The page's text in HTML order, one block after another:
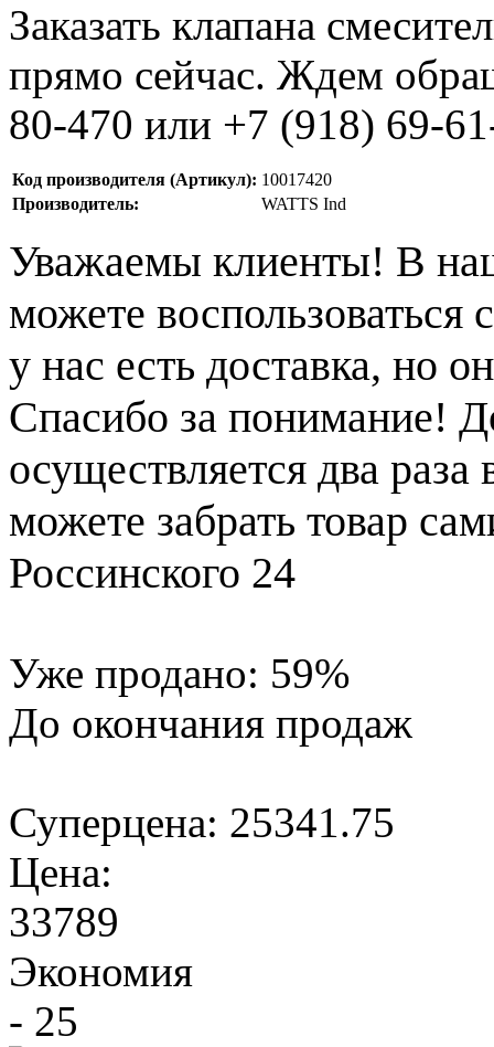
Заказать клапана
прямо сейчас. Ждем
80-470 или +7 (918) 69-
Код производителя (Артикул): 10017420
Производитель:
WATTS Ind
Уважаемы клиенты! В
можете воспользоваться
у нас есть доставка, но
Спасибо за понимание!
осуществляется два
можете забрать товар
Россинского 24
Уже продано: 59%
До окончания продаж
Суперцена: 25341.75
Цена:
33789
Экономия
- 25